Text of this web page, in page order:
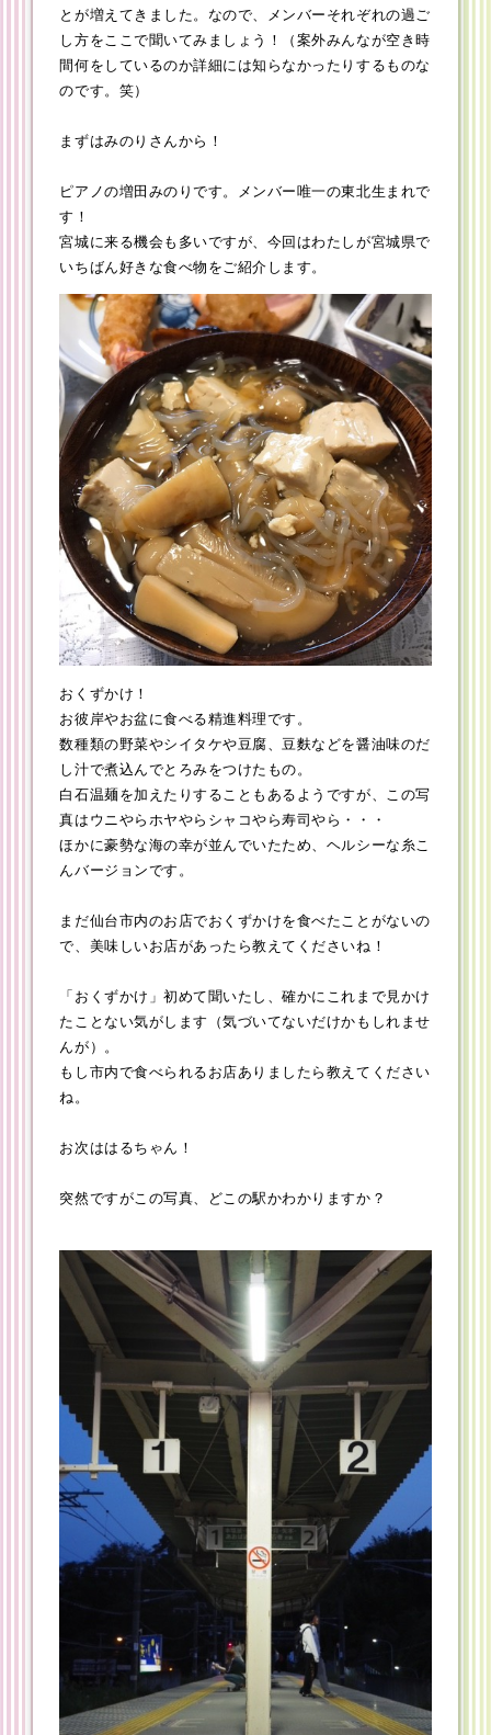
とが増えてきました。なので、メンバーそれぞれの過ご
し方をここで聞いてみましょう！（案外みんなが空き時
間何をしているのか詳細には知らなかったりするものな
のです。笑）
まずはみのりさんから！
ピアノの増田みのりです。メンバー唯一の東北生まれで
す！
宮城に来る機会も多いですが、今回はわたしが宮城県で
いちばん好きな食べ物をご紹介します。
おくずかけ！
お彼岸やお盆に食べる精進料理です。
数種類の野菜やシイタケや豆腐、豆麩などを醤油味のだ
し汁で煮込んでとろみをつけたもの。
白石温麺を加えたりすることもあるようですが、この写
真はウニやらホヤやらシャコやら寿司やら・・・
ほかに豪勢な海の幸が並んでいたため、ヘルシーな糸こ
んバージョンです。
まだ仙台市内のお店でおくずかけを食べたことがないの
で、美味しいお店があったら教えてくださいね！
「おくずかけ」初めて聞いたし、確かにこれまで見かけ
たことない気がします（気づいてないだけかもしれませ
んが）。
もし市内で食べられるお店ありましたら教えてください
ね。
お次ははるちゃん！
突然ですがこの写真、どこの駅かわかりますか？